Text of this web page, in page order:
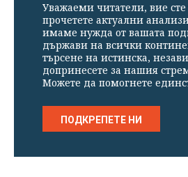
Уважаеми читатели, вие
прочетете актуални
имаме нужда от вашата
държави на всички
търсене на истинска,
допринесете за нашия
Можете да помогнете
ПОДКРЕПЕТЕ НИ